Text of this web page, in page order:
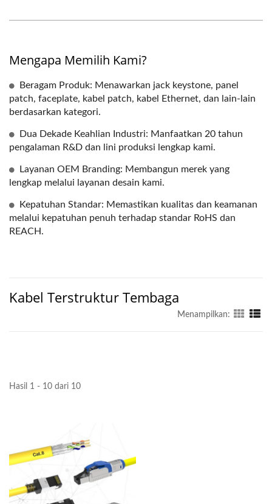
Mengapa Memilih Kami?
Beragam Produk: Menawarkan jack keystone, panel
patch, faceplate, kabel patch, kabel Ethernet, dan lain-lain
berdasarkan kategori.
Dua Dekade Keahlian Industri: Manfaatkan 20 tahun
pengalaman R&D dan lini produksi lengkap kami.
Layanan OEM Branding: Membangun merek yang
lengkap melalui layanan desain kami.
Kepatuhan Standar: Memastikan kualitas dan keamanan
melalui kepatuhan penuh terhadap standar RoHS dan
REACH.
Kabel Terstruktur Tembaga
Menampilkan:
Hasil 1 - 10 dari 10